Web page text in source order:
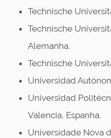
Technische
Technische
Alemanha.
Technische
Universidad
Universidad
Valencia, Espanha.
Universidade Nova